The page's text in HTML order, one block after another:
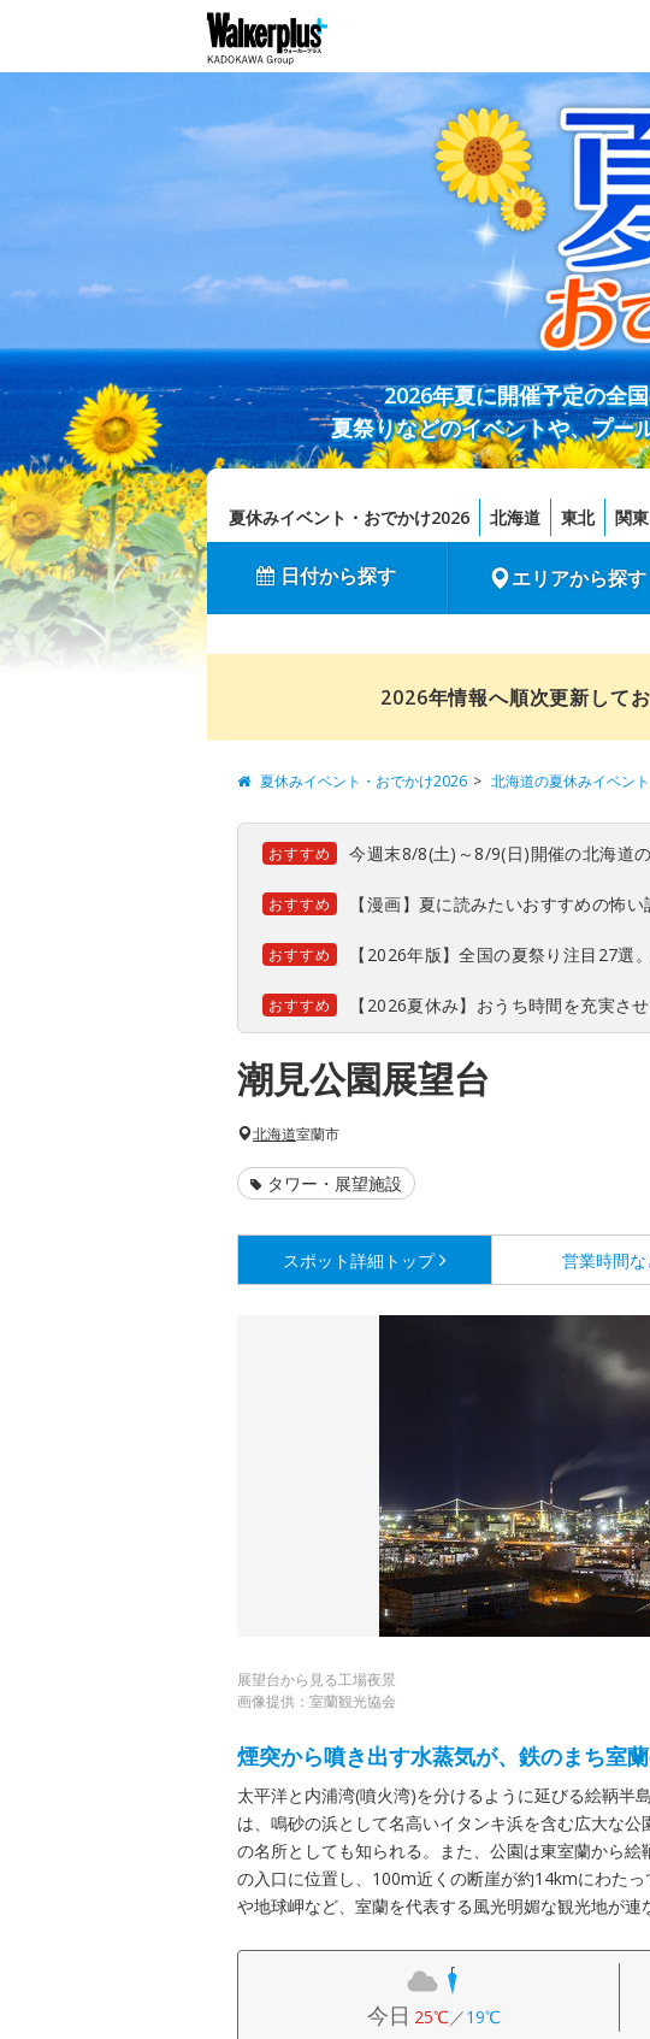
2026年夏に開催予定の全
夏祭りなどのイベントや、プー
夏休みイベント・おでかけ2026 北海道 東北 関東
日付から探す エリアから探す
2026年情報へ順次更新して
夏休みイベント・おでかけ2026 北海道の夏休みイベン
おすすめ 今週末8/8(土)～8/9(日)開催の北海道
おすすめ 【漫画】夏に読みたいおすすめの怖い
おすすめ 【2026年版】全国の夏祭り注目27選
おすすめ 【2026夏休み】おうち時間を充実さ
潮見公園展望台
北海道室蘭市
タワー・展望施設
スポット詳細 トップ 営業時間
展望台から見る工場夜景
画像提供：室蘭観光協会
煙突から噴き出す水蒸気が、鉄のまち室
太平洋と内浦湾(噴火湾)を分けるように延びる絵鞆半
は、鳴砂の浜として名高いイタンキ浜を含む広大な
の名所としても知られる。また、公園は東室蘭から
の入口に位置し、100m近くの断崖が約14kmにわた
や地球岬など、室蘭を代表する風光明媚な観光地が連
今日 25℃／19℃